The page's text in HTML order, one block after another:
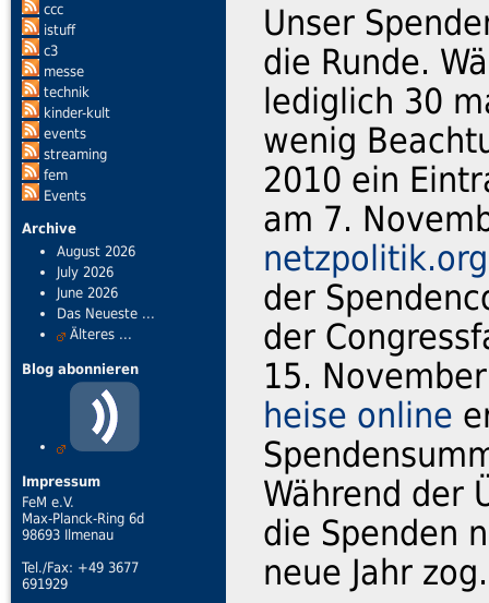
ccc
istuff
c3
messe
technik
kinder-kult
events
streaming
fem
Events
Archive
August 2026
July 2026
June 2026
Das Neueste ...
Älteres ...
Blog abonnieren
Impressum
FeM e.V.
Max-Planck-Ring 6d
98693 Ilmenau
Tel./Fax: +49 3677
691929
Unser
die Runde.
lediglich 30
wenig
2010 ein
am 7.
netzpolitik.org
der
der
15.
heise online
Während der
die Spenden
neue Jahr zog.